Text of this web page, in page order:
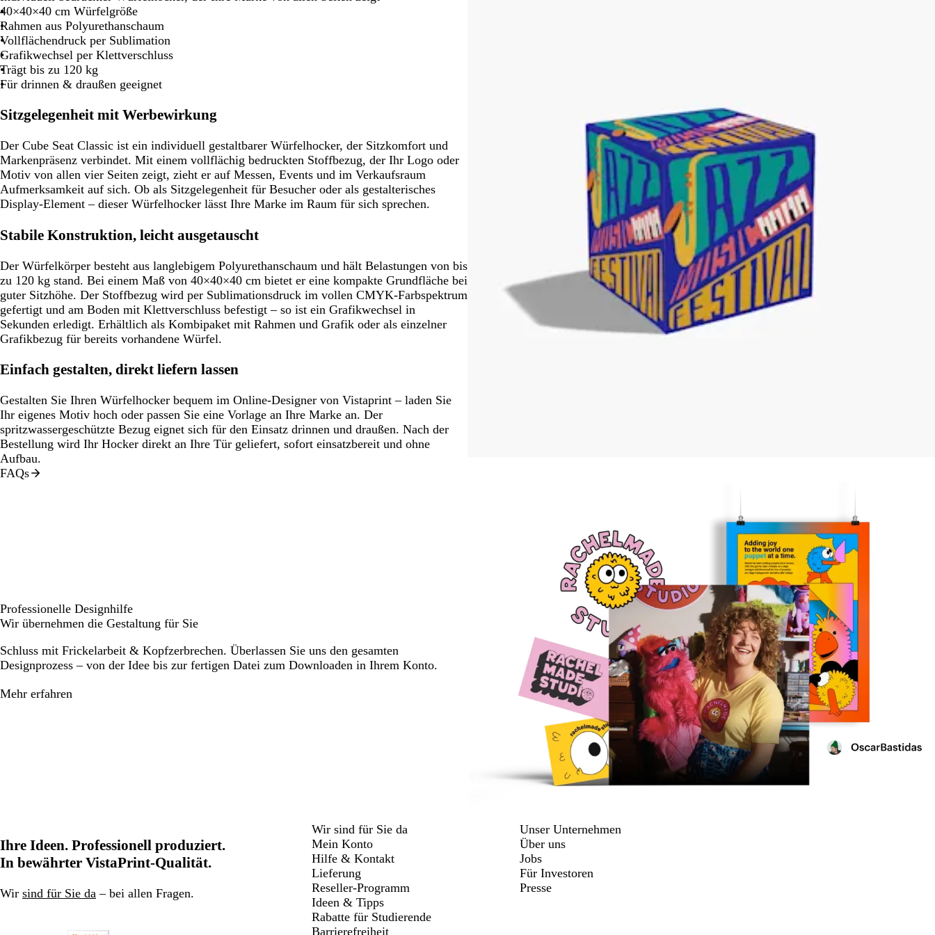
Schwenken.
40×40×40 cm Würfelgröße
Rahmen aus Polyurethanschaum
Vollflächendruck per Sublimation
Grafikwechsel per Klettverschluss
Trägt bis zu 120 kg
Für drinnen & draußen geeignet
Sitzgelegenheit mit Werbewirkung
Der Cube Seat Classic ist ein individuell gestaltbarer Würfelhocker, der Sitzkomfort und
Markenpräsenz verbindet. Mit einem vollflächig bedruckten Stoffbezug, der Ihr Logo oder
Motiv von allen vier Seiten zeigt, zieht er auf Messen, Events und im Verkaufsraum
Aufmerksamkeit auf sich. Ob als Sitzgelegenheit für Besucher oder als gestalterisches
Display-Element – dieser Würfelhocker lässt Ihre Marke im Raum für sich sprechen.
Stabile Konstruktion, leicht ausgetauscht
Der Würfelkörper besteht aus langlebigem Polyurethanschaum und hält Belastungen von bis
zu 120 kg stand. Bei einem Maß von 40×40×40 cm bietet er eine kompakte Grundfläche bei
guter Sitzhöhe. Der Stoffbezug wird per Sublimationsdruck im vollen CMYK-Farbspektrum
gefertigt und am Boden mit Klettverschluss befestigt – so ist ein Grafikwechsel in
Sekunden erledigt. Erhältlich als Kombipaket mit Rahmen und Grafik oder als einzelner
Grafikbezug für bereits vorhandene Würfel.
Einfach gestalten, direkt liefern lassen
Gestalten Sie Ihren Würfelhocker bequem im Online-Designer von Vistaprint – laden Sie
Ihr eigenes Motiv hoch oder passen Sie eine Vorlage an Ihre Marke an. Der
spritzwassergeschützte Bezug eignet sich für den Einsatz drinnen und draußen. Nach der
Bestellung wird Ihr Hocker direkt an Ihre Tür geliefert, sofort einsatzbereit und ohne
Aufbau.
FAQs
Professionelle Designhilfe
Wir übernehmen die Gestaltung für Sie
Schluss mit Frickelarbeit & Kopfzerbrechen. Überlassen Sie uns den gesamten
Designprozess – von der Idee bis zur fertigen Datei zum Downloaden in Ihrem Konto.
Mehr erfahren
Ihre Ideen. Professionell produziert.
In bewährter VistaPrint-Qualität.
Wir sind für Sie da – bei allen Fragen.
Wir sind für Sie da
Mein Konto
Hilfe & Kontakt
Lieferung
Reseller-Programm
Ideen & Tipps
Rabatte für Studierende
Barrierefreiheit
Unser Unternehmen
Über uns
Jobs
Für Investoren
Presse